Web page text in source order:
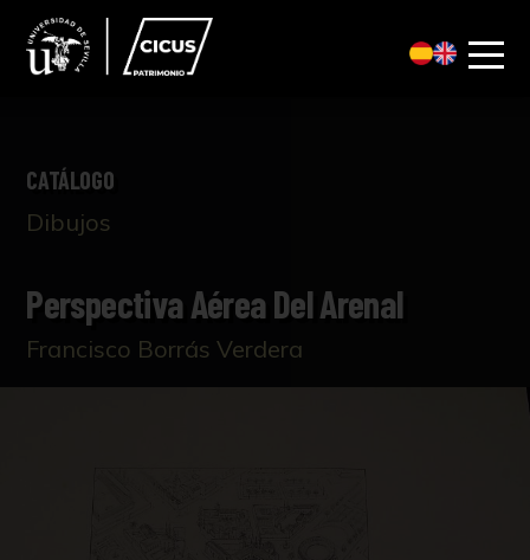
CATÁLOGO
Dibujos
Perspectiva Aérea Del Arenal
Francisco Borrás Verdera